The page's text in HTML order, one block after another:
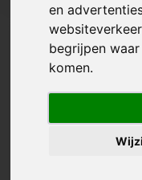
en
begrijpen
komen.